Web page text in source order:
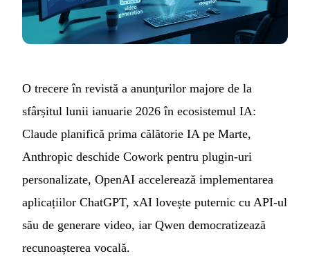
O trecere în revistă a anunțurilor majore de la
sfârșitul lunii ianuarie 2026 în ecosistemul IA:
Claude planifică prima călătorie IA pe Marte,
Anthropic deschide Cowork pentru plugin-uri
personalizate, OpenAI accelerează implementarea
aplicațiilor ChatGPT, xAI lovește puternic cu API-ul
său de generare video, iar Qwen democratizează
recunoașterea vocală.